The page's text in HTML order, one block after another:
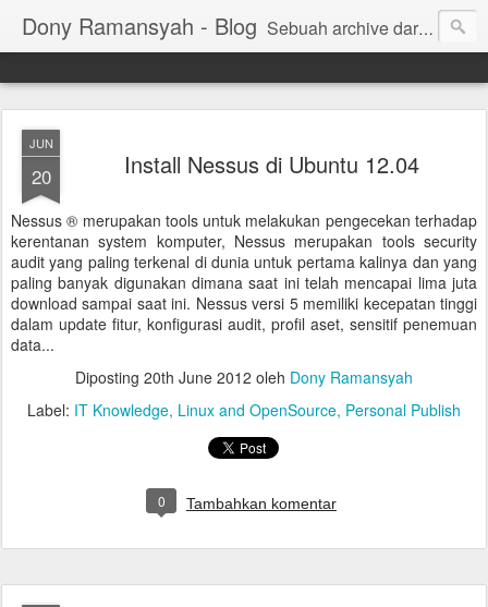
Dony Ramansyah - Blog Sebuah archive dari kehidupan - log dari perjalanan dan tujuan | Fell Free ... ( archive of live, log of journey and target | Fell Free ...)
JUN
20 Install Nessus di Ubuntu 12.04
Nessus ® merupakan tools untuk melakukan pengecekan terhadap
kerentanan system komputer, Nessus merupakan tools security
audit yang paling terkenal di dunia untuk pertama kalinya dan yang
paling banyak digunakan dimana saat ini telah mencapai lima juta
download sampai saat ini. Nessus versi 5 memiliki kecepatan tinggi
dalam update fitur, konfigurasi audit, profil aset, sensitif penemuan
data...
Diposting 20th June 2012 oleh Dony Ramansyah
Label: IT Knowledge Linux and OpenSource Personal Publish
0 Tambahkan komentar